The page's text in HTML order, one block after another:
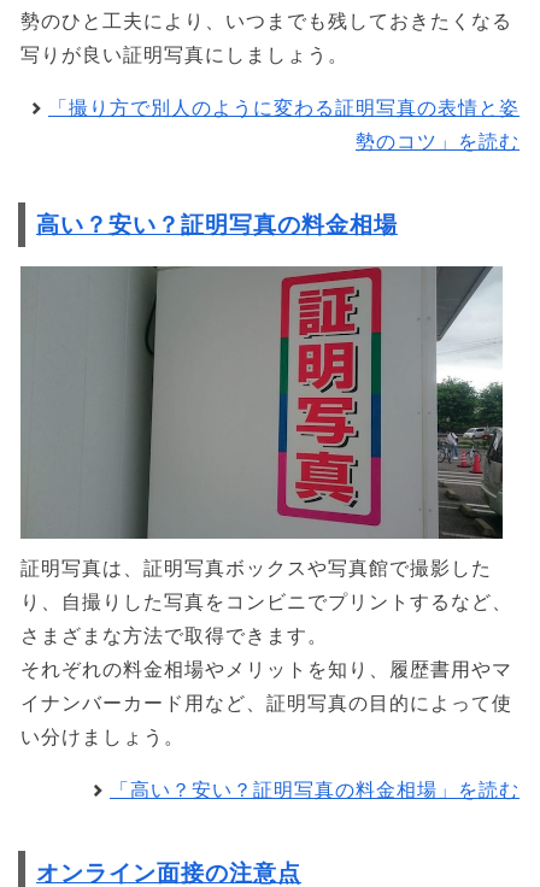
勢のひと工夫により、いつまでも残しておきたくなる
写りが良い証明写真にしましょう。
「撮り方で別人のように変わる証明写真の表情と姿
勢のコツ」を読む
高い？安い？証明写真の料金相場
証明写真は、証明写真ボックスや写真館で撮影した
り、自撮りした写真をコンビニでプリントするなど、
さまざまな方法で取得できます。
それぞれの料金相場やメリットを知り、履歴書用やマ
イナンバーカード用など、証明写真の目的によって使
い分けましょう。
「高い？安い？証明写真の料金相場」を読む
オンライン面接の注意点